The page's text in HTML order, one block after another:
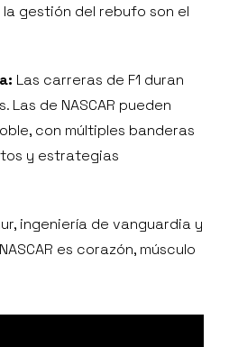
gestión del rebufo son el
Las carreras de F1 duran
Las de NASCAR pueden
con múltiples banderas
y estrategias
ingeniería de vanguardia y
es corazón, músculo